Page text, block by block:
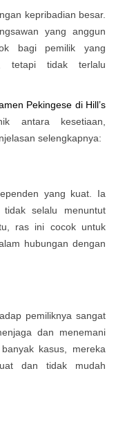
kepribadian besar.
yang anggun
bagi pemilik yang
tetapi tidak terlalu
Pekingese di Hill’s
antara kesetiaan,
selengkapnya:
yang kuat. Ia
selalu menuntut
ras ini cocok untuk
hubungan dengan
pemiliknya sangat
dan menemani
kasus, mereka
dan tidak mudah